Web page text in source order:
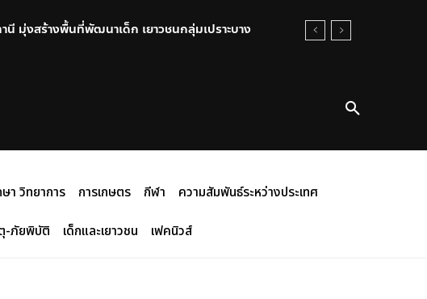
งสร้างพื้นที่พัฒนาเด็ก เยาวชนกลุ่มเปราะบาง
ระจำวันที่ 06 สิงหาคม 2569
า วิทยาการ การเกษตร กีฬา
ความสัมพันธ์ระหว่างประเทศ
-ภัยพิบัติ เด็กและเยาวชน เฟคนิวส์